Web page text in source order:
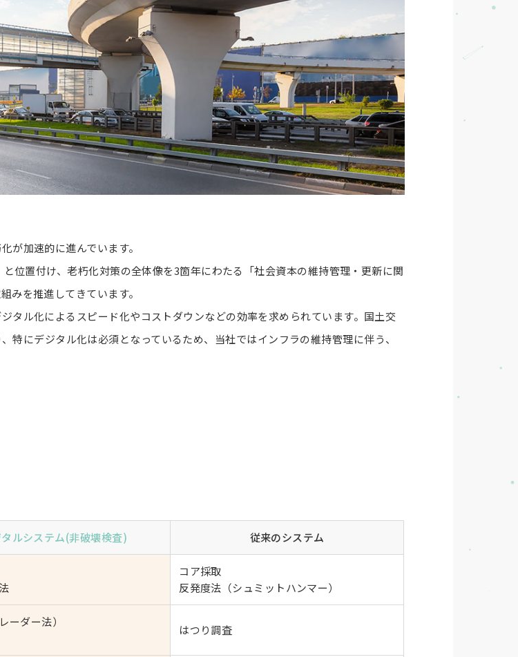
が加速的に進んでいます。
位置付け、老朽化対策の全体像を3箇年にわたる「社会資本の維持管理・更新に関
みを推進してきています。
タル化によるスピード化やコストダウンなどの効率を求められています。国土交
にデジタル化は必須となっているため、当社ではインフラの維持管理に伴う、
ルシステム(非破壊検査) 従来のシステム
コア採取
反発度法（シュミットハンマー）
ーダー法）
はつり調査